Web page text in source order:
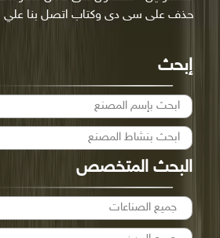
حذف على سى دى وكتاب اتصل بنا علي الرقم
إبحث
البحث المتخصص